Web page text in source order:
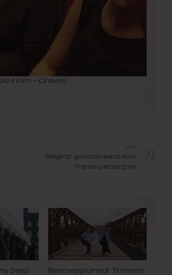
KVdm – Cinevox)
Belgica’ genomineerd voor
Franse persprijzen
Depp Bioscoopjournaal: ‘Frontera’